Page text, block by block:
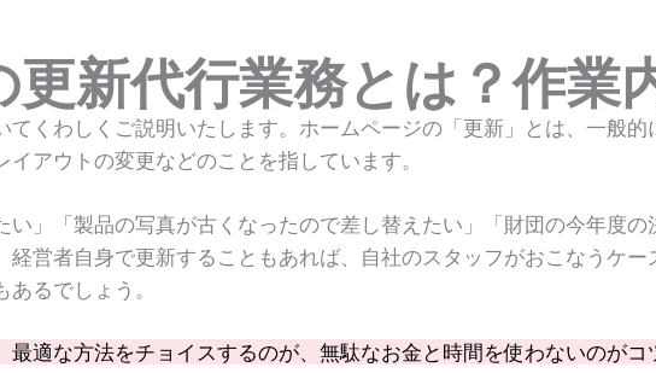
新代行業務とは？作業
くわしくご説明いたします。ホームページの「更新」とは、一般
アウトの変更などのことを指しています。
い」「製品の写真が古くなったので差し替えたい」「財団の今年度
営者自身で更新することもあれば、自社のスタッフがおこなうケ
るでしょう。
最適な方法をチョイスするのが、無駄なお金と時間を使わないのがコ